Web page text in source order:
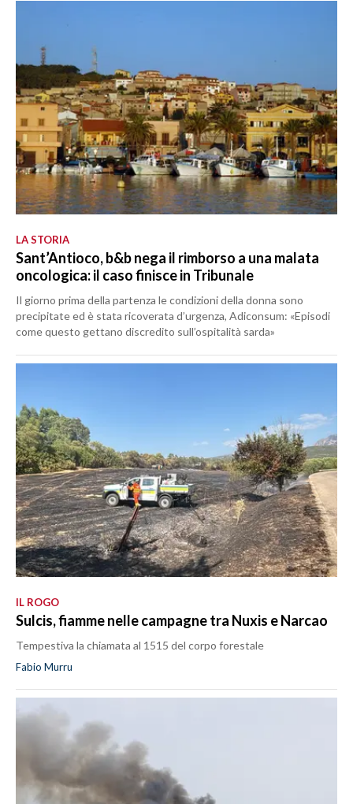
LA STORIA
Sant’Antioco, b&b nega il rimborso a una malata
oncologica: il caso finisce in Tribunale
Il giorno prima della partenza le condizioni della donna sono
precipitate ed è stata ricoverata d’urgenza, Adiconsum: «Episodi
come questo gettano discredito sull’ospitalità sarda»
IL ROGO
Sulcis, fiamme nelle campagne tra Nuxis e Narcao
Tempestiva la chiamata al 1515 del corpo forestale
Fabio Murru